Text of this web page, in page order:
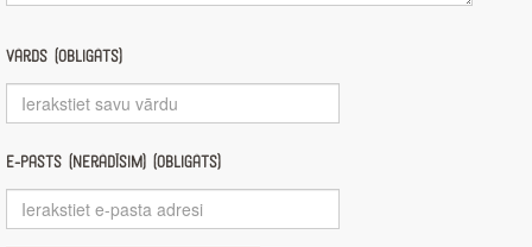
Vārds (obligāts)
E-pasts (nerādīsim) (obligāts)